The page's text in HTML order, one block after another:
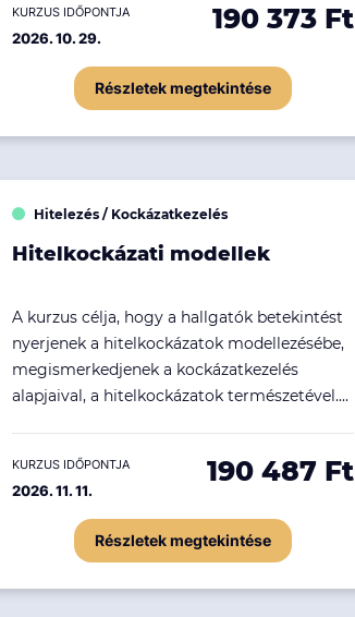
KURZUS IDŐPONTJA
2026. 10. 29.
190 373 Ft
Részletek megtekintése
Hitelezés / Kockázatkezelés
Hitelkockázati modellek
A kurzus célja, hogy a hallgatók betekintést
nyerjenek a hitelkockázatok modellezésébe,
megismerkedjenek a kockázatkezelés
alapjaival, a hitelkockázatok természetével....
KURZUS IDŐPONTJA
2026. 11. 11.
190 487 Ft
Részletek megtekintése